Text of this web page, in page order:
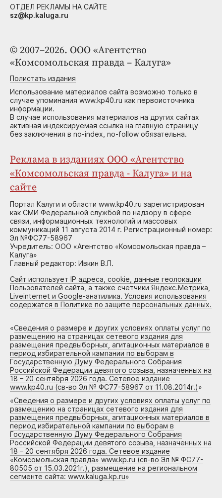
© 2007–2026. ООО «Агентство
«Комсомольская правда – Калуга»
Полистать издания
Использование материалов сайта возможно только в
случае упоминания www.kp40.ru как первоисточника
информации.
В случае использования материалов на других сайтах
активная индексируемая ссылка на главную страницу
без заключения в no-index, no-follow обязательна.
Реклама в изданиях ООО «Агентство
«Комсомольская правда - Калуга» и на
сайте
Портал Калуги и области www.kp40.ru зарегистрирован
как СМИ Федеральной службой по надзору в сфере
связи, информационных технологий и массовых
коммуникаций 11 августа 2014 г. Регистрационный номер:
Эл №ФС77-58967
Учредитель: ООО «Агентство «Комсомольская правда –
Калуга»
Главный редактор: Ивкин В.П.
Сайт использует IP адреса, cookie, данные геолокации
Пользователей сайта, а также счетчики Яндекс.Метрика,
Liveinternet и Google-анатилика. Условия использования
содержатся в Политике по защите персональных данных.
«Сведения о размере и других условиях оплаты услуг по
размещению на страницах сетевого издания для
размещения предвыборных, агитационных материалов в
период избирательной кампании по выборам в
Государственную Думу Федерального Собрания
Российской Федерации девятого созыва, назначенных на
18 – 20 сентября 2026 года. Сетевое издание
www.kp40.ru (св-во Эл № ФС77-58967 от 11.08.2014г.)»
«Сведения о размере и других условиях оплаты услуг по
размещению на страницах сетевого издания для
размещения предвыборных, агитационных материалов в
период избирательной кампании по выборам в
Государственную Думу Федерального Собрания
Российской Федерации девятого созыва, назначенных на
18 – 20 сентября 2026 года. Сетевое издание
«Комсомольская правда» www.kp.ru (св-во Эл № ФС77-
80505 от 15.03.2021г.), размещение на региональном
сегменте сайта: www.kaluga.kp.ru»
ОТДЕЛ РЕКЛАМЫ НА САЙТЕ
sz@kp.kaluga.ru